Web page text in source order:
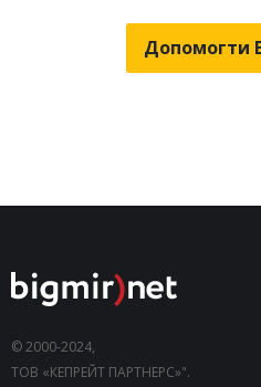
Допомогти
© 2000-2024,
ТОВ «КЕПРЕЙТ ПАРТНЕРС»".